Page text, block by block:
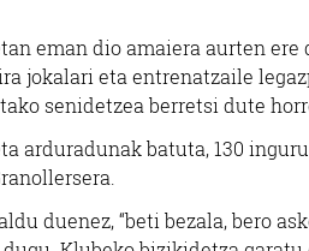
eman dio amaiera aurten
jokalari eta entrenatzaile
senidetzea berretsi dute
arduradunak batuta, 130
duenez, “beti bezala, bero